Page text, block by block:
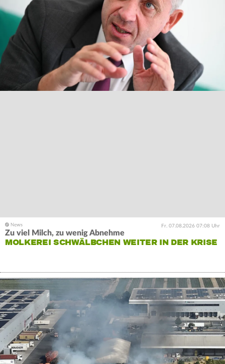
Fr. 07.08.2026 07:08 Uhr
Zu viel Milch, zu wenig Abnehme
MOLKEREI SCHWÄLBCHEN WEITER IN DER KRISE